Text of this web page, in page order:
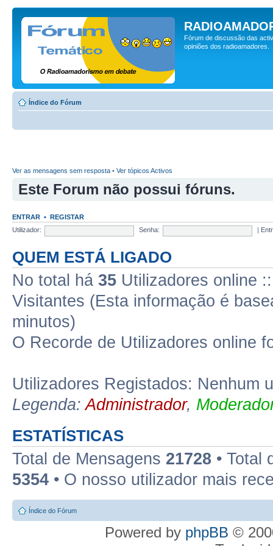
Fórum de discussão das
opiniões dos radioamadores.
Índice do Fórum
Ver as mensagens sem resposta • Ver tópicos Activos
Este Forum não possui fóruns.
ENTRAR • REGISTAR
Utilizador:
Senha:
QUEM ESTÁ LIGADO
No total há 35 Utilizadores online
Visitantes (Esta informação é
minutos)
O Recorde de Utilizadores online
Utilizadores Registados: Nenhum
Legenda:Administrador,
ESTATÍSTICAS
Total de Mensagens 21728 • Total
5354 • O nosso utilizador mais
Índice do Fórum
Powered by phpBB ©